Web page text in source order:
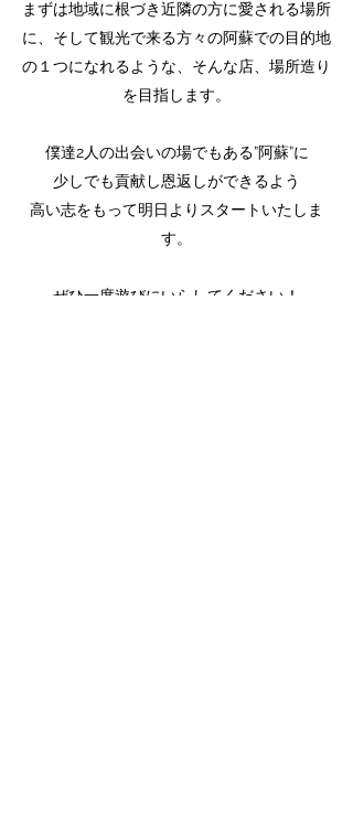
まずは地域に根づき近隣の方に愛される場所
に、そして観光で来る方々の阿蘇での目的地
の１つになれるような、そんな店、場所造り
を目指します。
僕達2人の出会いの場でもある”阿蘇”に
少しでも貢献し恩返しができるよう
高い志をもって明日よりスタートいたしま
す。
ぜひ一度遊びにいらしてください！